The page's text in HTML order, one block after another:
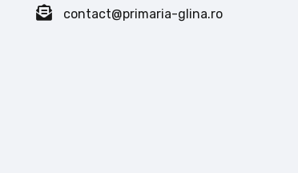
contact@primaria-glina.ro